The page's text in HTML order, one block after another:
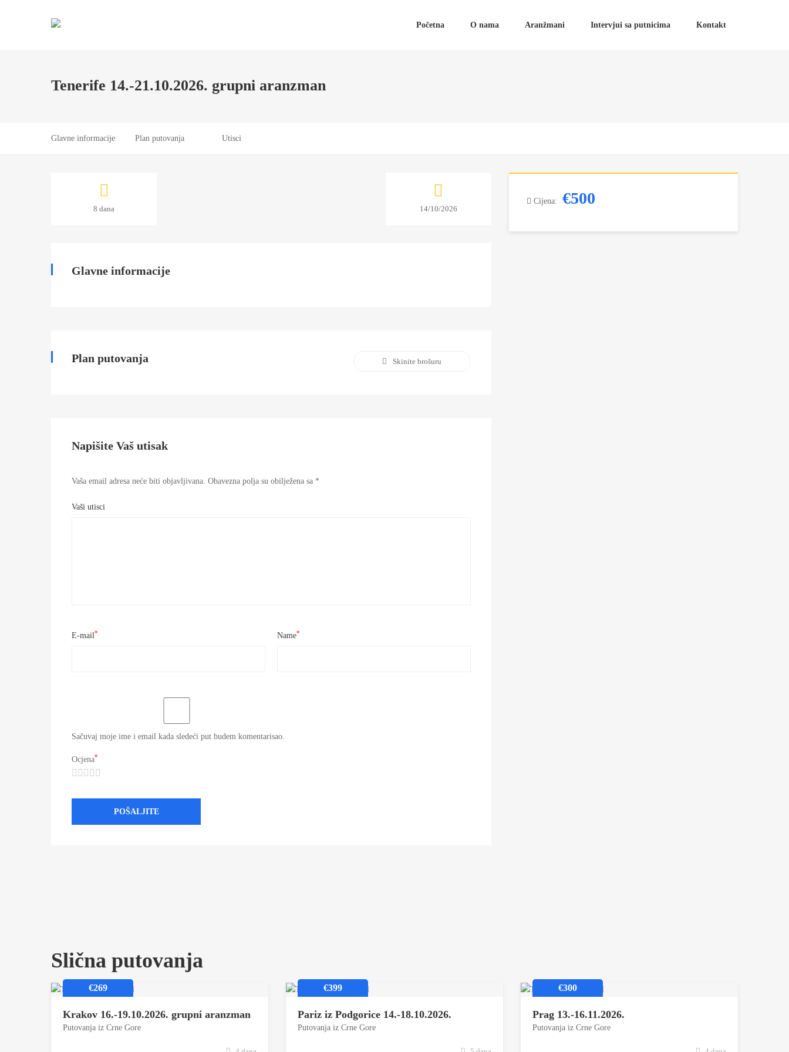
Početna O nama Aranžmani Intervjui sa putnicima Kontakt
Tenerife 14.-21.10.2026. grupni aranzman
Glavne informacije Plan putovanja Utisci
8 dana 14/10/2026
Tenerife
14.-21.10.2026.
aranzman
2026-
07-
Glavne informacije
Plan putovanja Skinite brošuru
Napišite Vaš utisak
Vaša email adresa neće biti objavljivana. Obavezna polja su obilježena sa *
Vaši utisci
E-mail* Name*
Sačuvaj moje ime i email kada sledeći put budem komentarisao.
Ocjena*
Cijena: €500
Slična putovanja
€269
Krakov 16.-19.10.2026. grupni aranzman
Putovanja iz Crne Gore
€399
Pariz iz Podgorice 14.-18.10.2026.
Putovanja iz Crne Gore
€300
Prag 13.-16.11.2026.
Putovanja iz Crne Gore